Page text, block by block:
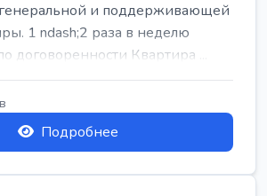
и поддерживающей
1 ndash;2 раза в неделю
договоренности Квартира ...
Подробнее